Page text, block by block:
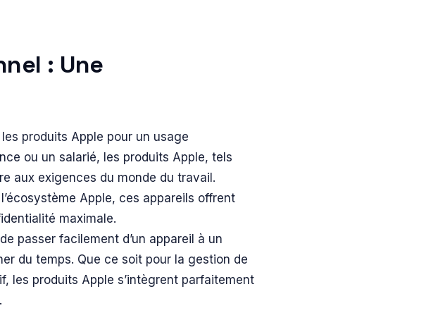
: Une
produits Apple pour un usage
ou un salarié, les produits Apple, tels
aux exigences du monde du travail.
Apple, ces appareils offrent
maximale.
passer facilement d’un appareil à un
du temps. Que ce soit pour la gestion de
les produits Apple s’intègrent parfaitement